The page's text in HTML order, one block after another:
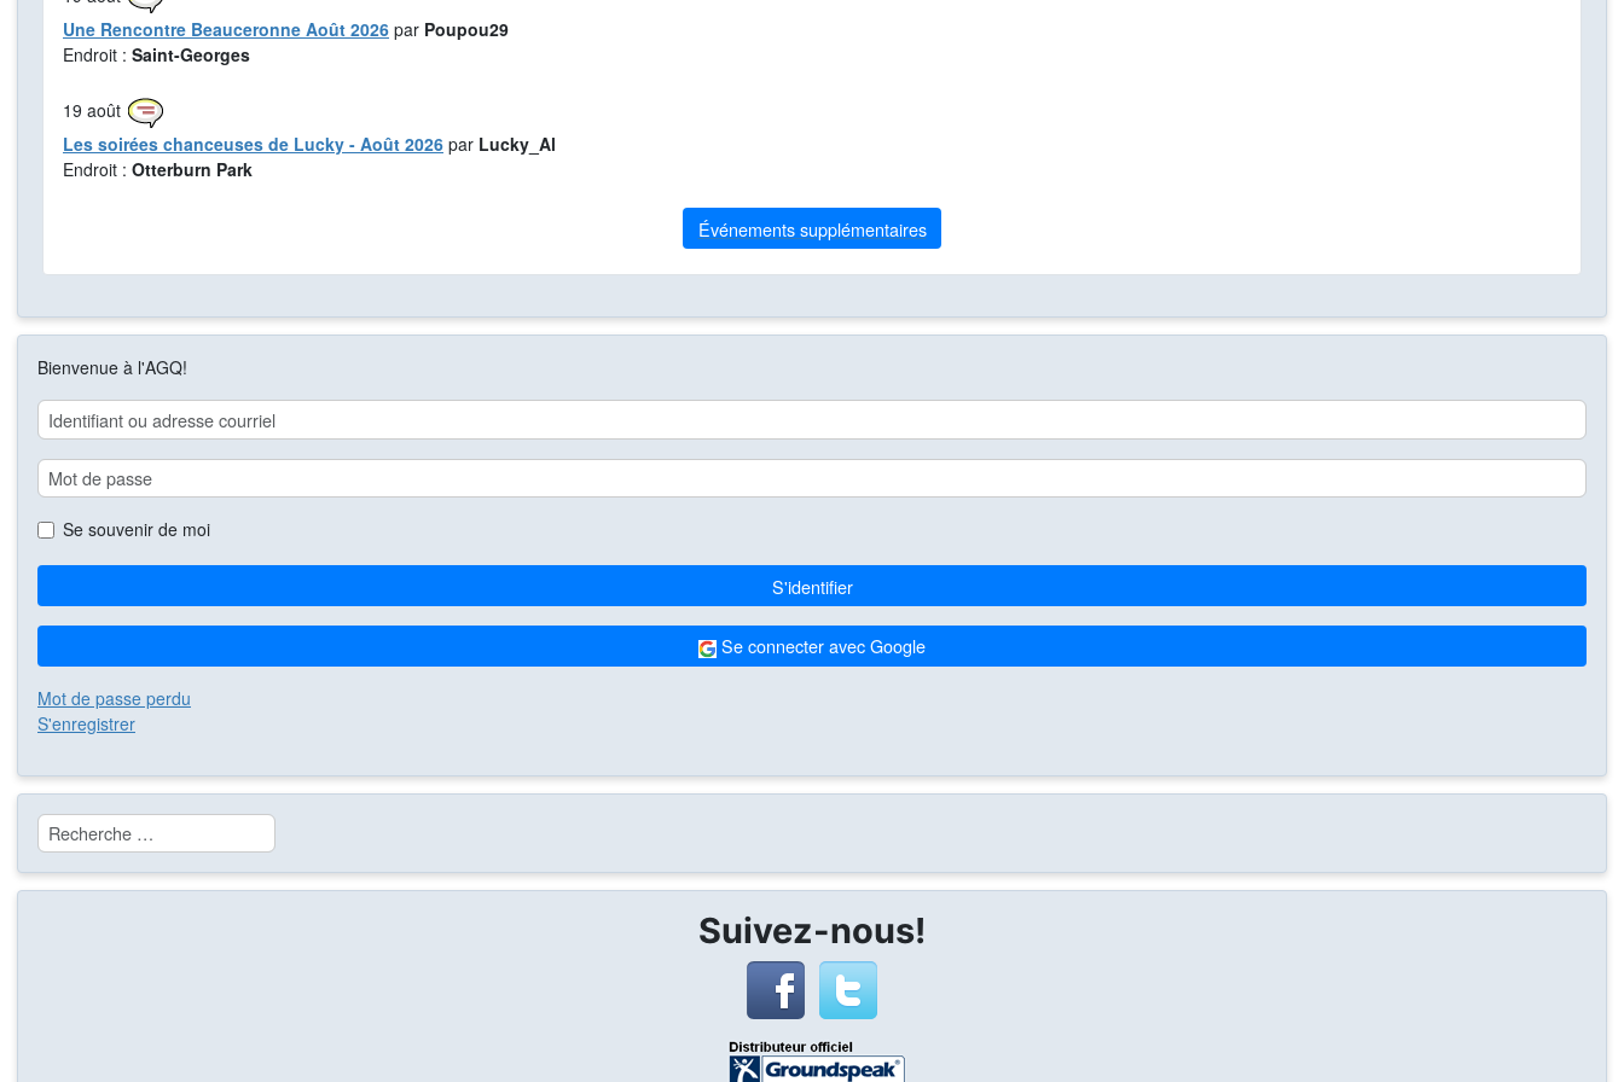
Bienvenue à l'AGQ!
Se souvenir de moi
S'identifier
Se connecter avec Google
Mot de passe perdu
S'enregistrer
Rechercher
Suivez-nous!
Une Rencontre Beauceronne Août 2026 par Poupou29
Endroit : Saint-Georges
19 août
Les soirées chanceuses de Lucky - Août 2026 par Lucky_Al
Endroit : Otterburn Park
Événements supplémentaires